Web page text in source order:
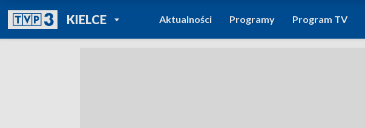
KIELCEPOWRÓT DO
TVP REGIONY
Aktualności Programy Program TV